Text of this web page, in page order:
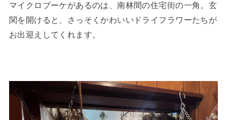
マイクロブーケがあるのは、南林間の住宅街の一角。玄
関を開けると、さっそくかわいいドライフラワーたちが
お出迎えしてくれます。